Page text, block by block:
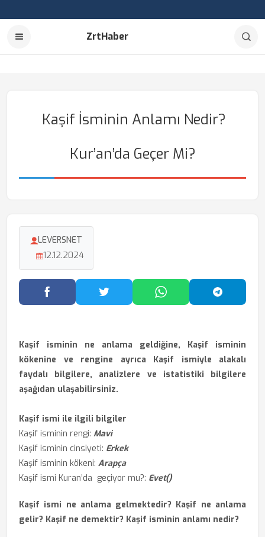
ZrtHaber
Kaşif İsminin Anlamı Nedir?
Kur’an’da Geçer Mi?
LEVERSNET
12.12.2024
Facebook'ta PaylaşTwitter'da PaylaşWhatsApp'ta Paylaş
Kaşif isminin ne anlama geldiğine, Kaşif isminin
kökenine ve rengine ayrıca Kaşif ismiyle alakalı
faydalı bilgilere, analizlere ve istatistiki bilgilere
aşağıdan ulaşabilirsiniz.
Kaşif ismi ile ilgili bilgiler
Kaşif isminin rengi: Mavi
Kaşif isminin cinsiyeti: Erkek
Kaşif isminin kökeni: Arapça
Kaşif ismi Kuran’da geçiyor mu?: Evet()
Kaşif ismi ne anlama gelmektedir? Kaşif ne anlama
gelir? Kaşif ne demektir? Kaşif isminin anlamı nedir?